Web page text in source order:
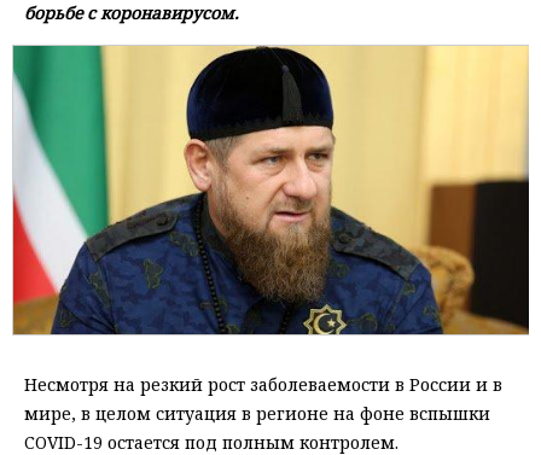
борьбе с коронавирусом.
Несмотря на резкий рост заболеваемости в России и в
мире, в целом ситуация в регионе на фоне вспышки
COVID-19 остается под полным контролем.